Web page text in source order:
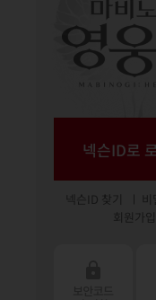
넥슨ID로
넥슨ID 찾기
회원가입